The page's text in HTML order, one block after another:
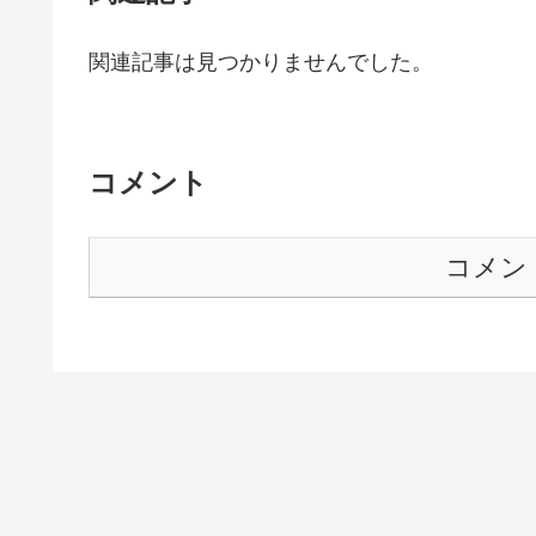
関連記事は見つかりませんでした。
コメント
コメン